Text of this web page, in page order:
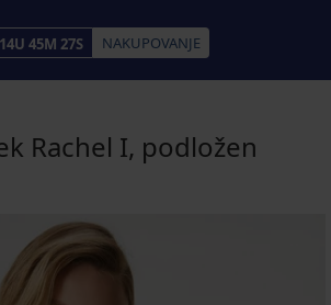
14U 45M 27S NAKUPOVANJE
Rachel I, podložen